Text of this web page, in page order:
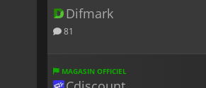
Difmark
81
MAGASIN OFFICIEL